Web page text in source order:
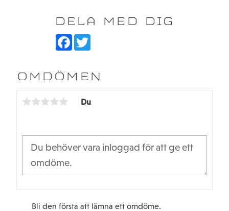
DELA MED DIG
F
b
o
T
t
e
OMDÖMEN
Du
Bli den första att lämna ett omdöme.